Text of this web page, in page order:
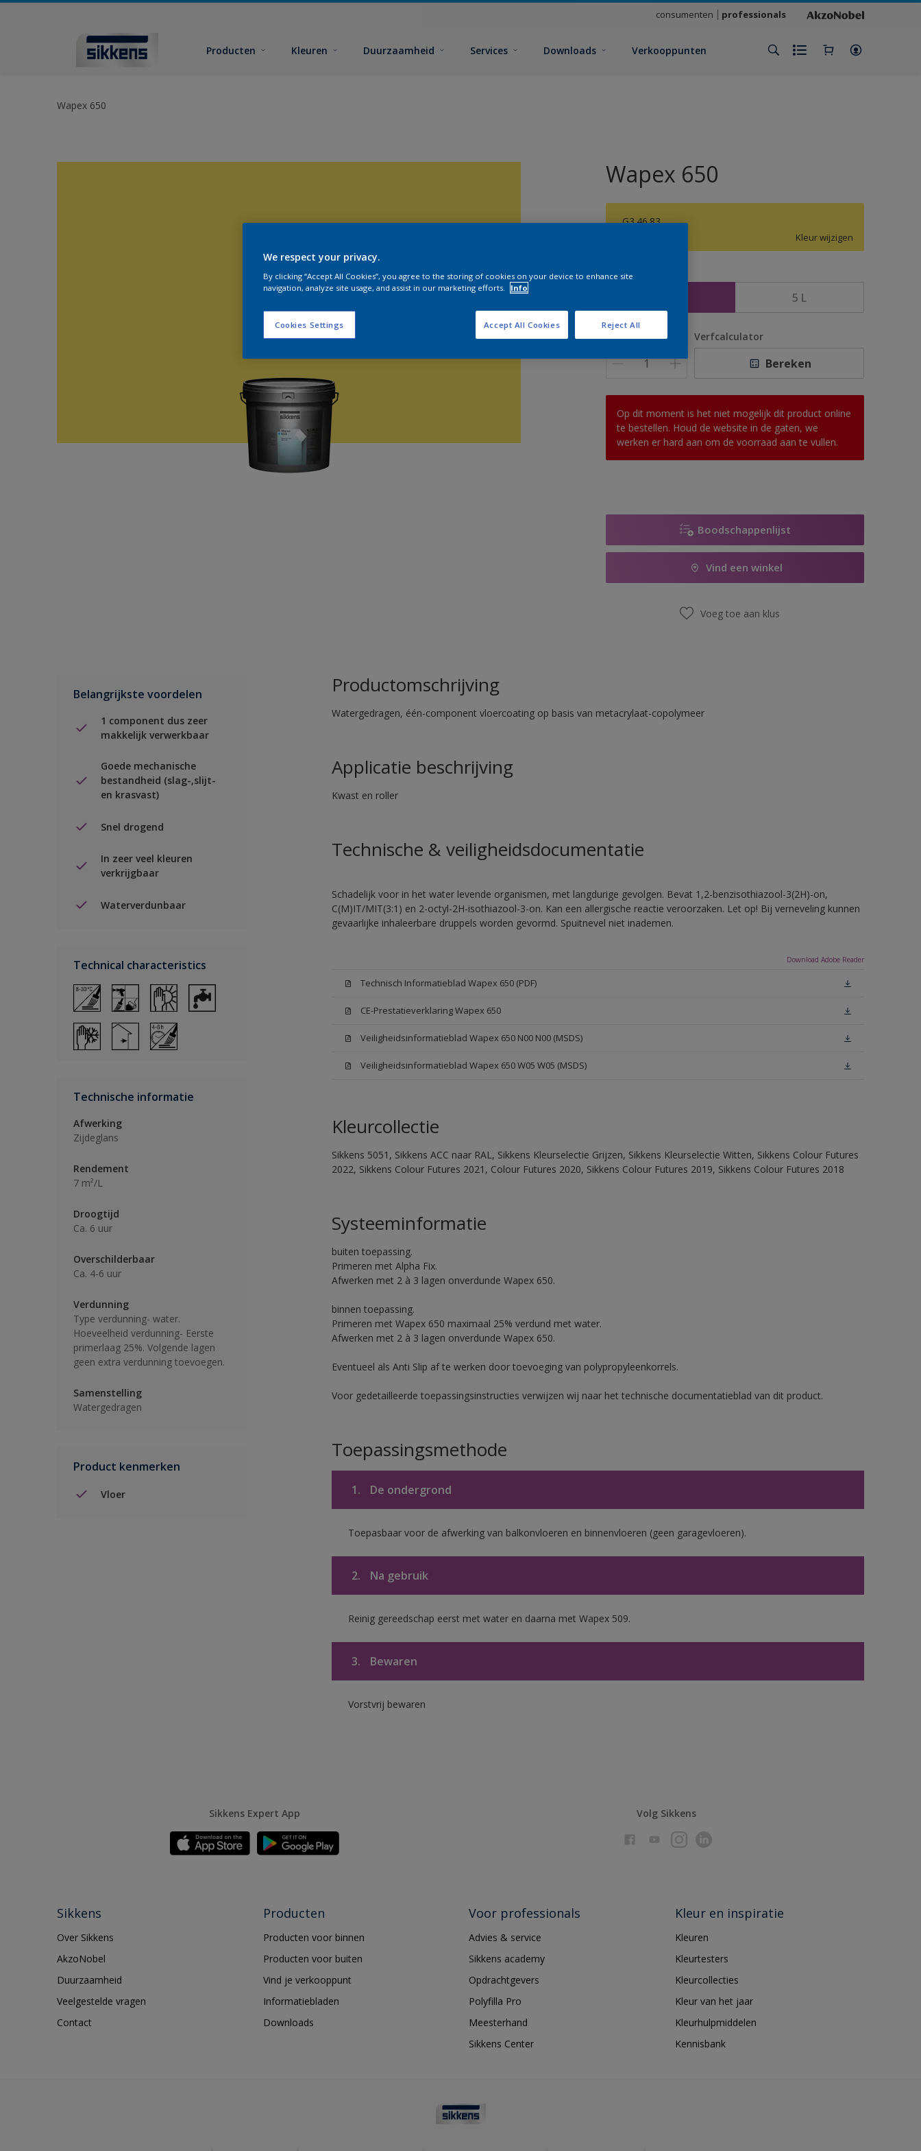
consumenten professionals
Producten Kleuren Duurzaamheid Services Downloads Verkooppunten
Wapex 650
Wapex 650
G3.46.83
Kleur wijzigen
Grootte
5 L
Aantal Verfcalculator
Bereken
Op dit moment is het niet mogelijk dit product online
te bestellen. Houd de website in de gaten, we
werken er hard aan om de voorraad aan te vullen.
Boodschappenlijst
Vind een winkel
Voeg toe aan klus
Belangrijkste voordelen
1 component dus zeer
makkelijk verwerkbaar
Goede mechanische
bestandheid (slag-,slijt-
en krasvast)
Snel drogend
In zeer veel kleuren
verkrijgbaar
Waterverdunbaar
Technical characteristics
Technische informatie
Afwerking
Zijdeglans
Rendement
7 m²/L
Droogtijd
Ca. 6 uur
Overschilderbaar
Ca. 4-6 uur
Verdunning
Type verdunning- water.
Hoeveelheid verdunning- Eerste
primerlaag 25%. Volgende lagen
geen extra verdunning toevoegen.
Samenstelling
Watergedragen
Product kenmerken
Vloer
Productomschrijving
Watergedragen, één-component vloercoating op basis van metacrylaat-copolymeer
Applicatie beschrijving
Kwast en roller
Technische & veiligheidsdocumentatie
Schadelijk voor in het water levende organismen, met langdurige gevolgen. Bevat 1,2-benzisothiazool-3(2H)-on,
C(M)IT/MIT(3:1) en 2-octyl-2H-isothiazool-3-on. Kan een allergische reactie veroorzaken. Let op! Bij verneveling kunnen
gevaarlijke inhaleerbare druppels worden gevormd. Spuitnevel niet inademen.
Download Adobe Reader
Technisch Informatieblad Wapex 650 (PDF)
CE-Prestatieverklaring Wapex 650
Veiligheidsinformatieblad Wapex 650 N00 N00 (MSDS)
Veiligheidsinformatieblad Wapex 650 W05 W05 (MSDS)
Kleurcollectie
Sikkens 5051, Sikkens ACC naar RAL, Sikkens Kleurselectie Grijzen, Sikkens Kleurselectie Witten, Sikkens Colour Futures
2022, Sikkens Colour Futures 2021, Colour Futures 2020, Sikkens Colour Futures 2019, Sikkens Colour Futures 2018
Systeeminformatie
buiten toepassing.
Primeren met Alpha Fix.
Afwerken met 2 à 3 lagen onverdunde Wapex 650.
binnen toepassing.
Primeren met Wapex 650 maximaal 25% verdund met water.
Afwerken met 2 à 3 lagen onverdunde Wapex 650.
Eventueel als Anti Slip af te werken door toevoeging van polypropyleenkorrels.
Voor gedetailleerde toepassingsinstructies verwijzen wij naar het technische documentatieblad van dit product.
Toepassingsmethode
1. De ondergrond
Toepasbaar voor de afwerking van balkonvloeren en binnenvloeren (geen garagevloeren).
2. Na gebruik
Reinig gereedschap eerst met water en daarna met Wapex 509.
3. Bewaren
Vorstvrij bewaren
Sikkens Expert App Volg Sikkens
Sikkens
Over Sikkens
AkzoNobel
Duurzaamheid
Veelgestelde vragen
Contact
Producten
Producten voor binnen
Producten voor buiten
Vind je verkooppunt
Informatiebladen
Downloads
Voor professionals
Advies & service
Sikkens academy
Opdrachtgevers
Polyfilla Pro
Meesterhand
Sikkens Center
Kleur en inspiratie
Kleuren
Kleurtesters
Kleurcollecties
Kleur van het jaar
Kleurhulpmiddelen
Kennisbank
We respect your privacy.
By clicking “Accept All Cookies”, you agree to the storing of cookies on your device to enhance site
navigation, analyze site usage, and assist in our marketing efforts.
Info
Cookies Settings Reject All
Accept All Cookies